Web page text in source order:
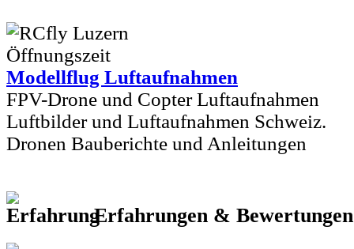
Modellflug Luftaufnahmen
FPV-Drone und Copter Luftaufnahmen
Luftbilder und Luftaufnahmen Schweiz.
Dronen Bauberichte und Anleitungen
Erfahrungen &